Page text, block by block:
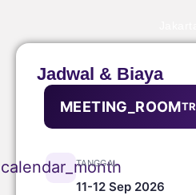
Jadwal & Biaya
MEETING_ROOM
calendar_month
TANGGAL
11-12 Sep 2026